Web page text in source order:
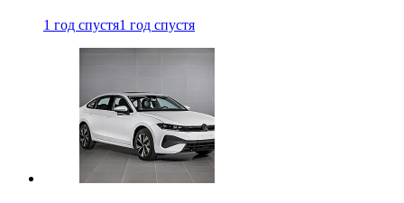
1 год спустя1 год спустя